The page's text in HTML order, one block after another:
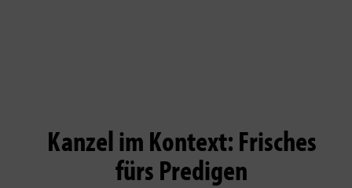
Kanzel im Kontext: Frisches
fürs Predigen